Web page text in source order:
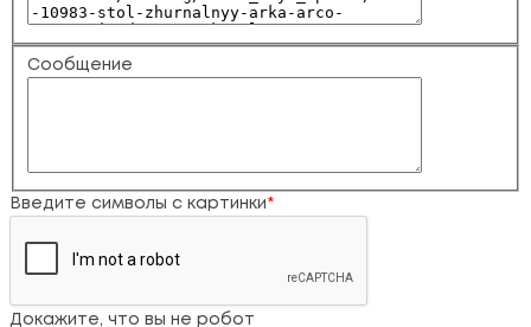
Сообщение
Введите символы с картинки *
Докажите, что вы не робот